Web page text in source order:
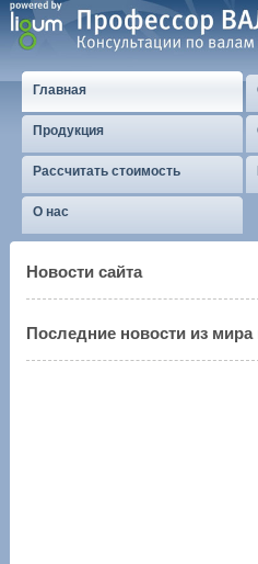
Главная
Продукция
Рассчитать стоимость
О нас
Новости сайта
Последние новости из мира